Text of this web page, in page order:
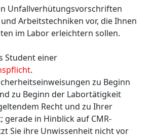
Unfallverhütungsvorschriften
Arbeitstechniken vor, die Ihnen
im Labor erleichtern sollen.
Student einer
.
zu Beginn
zu Beginn der Labortätigkeit
Recht und zu Ihrer
gerade in Hinblick auf CMR-
Sie ihre Unwissenheit nicht vor